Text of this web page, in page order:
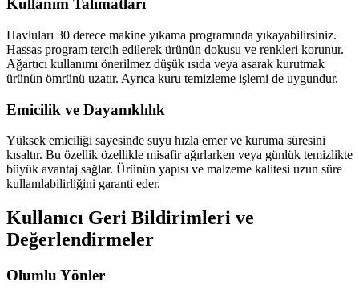
Kullanım Talimatları
Havluları 30 derece makine yıkama programında yıkayabilirsiniz.
Hassas program tercih edilerek ürünün dokusu ve renkleri korunur.
Ağartıcı kullanımı önerilmez düşük ısıda veya asarak kurutmak
ürünün ömrünü uzatır. Ayrıca kuru temizleme işlemi de uygundur.
Emicilik ve Dayanıklılık
Yüksek emiciliği sayesinde suyu hızla emer ve kuruma süresini
kısaltır. Bu özellik özellikle misafir ağırlarken veya günlük temizlikte
büyük avantaj sağlar. Ürünün yapısı ve malzeme kalitesi uzun süre
kullanılabilirliğini garanti eder.
Kullanıcı Geri Bildirimleri ve
Değerlendirmeler
Olumlu Yönler